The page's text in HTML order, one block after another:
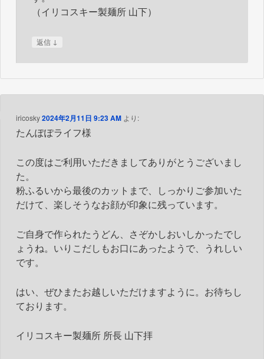
（イリコスキー製麺所 山下）
返信 ↓
iricosky2024年2月11日 9:23 AM より:
たんぽぽライフ様
この度はご利用いただきましてありがとうございまし
た。
粉ふるいから最後のカットまで、しっかりご参加いた
だけて、楽しそうなお顔が印象に残っています。
ご自身で作られたうどん、さぞかしおいしかったでし
ょうね。いりこだしもお口にあったようで、うれしい
です。
はい、ぜひまたお越しいただけますように。お待ちし
ております。
イリコスキー製麺所 所長 山下拝